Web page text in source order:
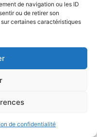
de navigation ou les ID
ou de retirer son
certaines caractéristiques
de confidentialité
SUIVANT
Politique de confidentialité